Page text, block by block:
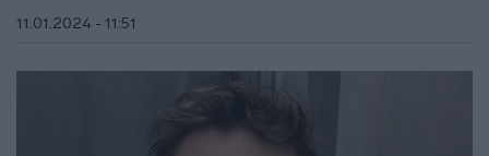
11.01.2024 - 11:51